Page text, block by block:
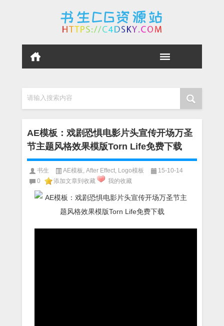
请输入搜索内容
AE模板：戏剧恐惧电影片头宣传开场万圣
节主题风格效果模版Torn Life免费下载
书生 AE模板 After Effect Logo模板
15-10-14
0
添加文章到收藏 我的收藏